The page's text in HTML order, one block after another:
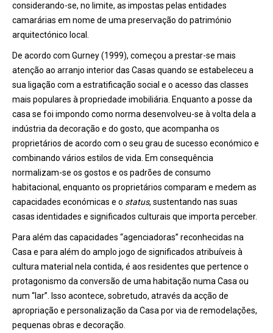
considerando-se, no limite, as impostas pelas entidades
camarárias em nome de uma preservação do património
arquitectónico local.
De acordo com Gurney (1999), começou a prestar-se mais
atenção ao arranjo interior das Casas quando se estabeleceu a
sua ligação com a estratificação social e o acesso das classes
mais populares à propriedade imobiliária. Enquanto a posse da
casa se foi impondo como norma desenvolveu-se à volta dela a
indústria da decoração e do gosto, que acompanha os
proprietários de acordo com o seu grau de sucesso económico e
combinando vários estilos de vida. Em consequência
normalizam-se os gostos e os padrões de consumo
habitacional, enquanto os proprietários comparam e medem as
capacidades económicas e o status, sustentando nas suas
casas identidades e significados culturais que importa perceber.
Para além das capacidades “agenciadoras” reconhecidas na
Casa e para além do amplo jogo de significados atribuíveis à
cultura material nela contida, é aos residentes que pertence o
protagonismo da conversão de uma habitação numa Casa ou
num “lar”. Isso acontece, sobretudo, através da acção de
apropriação e personalização da Casa por via de remodelações,
pequenas obras e decoração.